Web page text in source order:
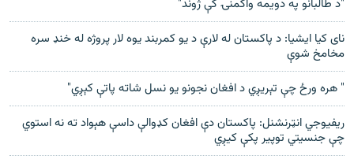
"د طالبانو په دويمه واکمنۍ کې ژوند"
نای کیا ایشیا: د پاکستان له لارې د یو کمربند یوه لار پروژه له خنډ سره
مخامخ شوې
" هره ورځ چې تېریږي د افغان نجونو یو نسل شاته پاتې کېږي"
ریفیوجي انټرنشنل: پاکستان دې افغان کډوالې داسې هېواد ته نه استوي
چې جنسیتي توپیر پکې کیږي